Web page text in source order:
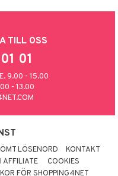
TILL OSS
01
9.00 - 15.00
- 13.00
LÖSENORD
KONTAKT
AFFILIATE
COOKIES
FÖR SHOPPING4NET